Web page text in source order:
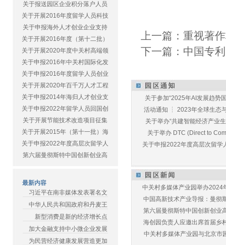
关于报送园区企业积分落户人员
关于开展2016年度留学人员科技
关于申报海外人才创业企业支持
关于开展2016年度（第十二批）
关于开展2020年度中关村高端领
关于申报2016年中关村国际化发
关于申报2016年度留学人员创业
关于开展2020年百千万人才工程
关于申报2014年海归人才创业支
关于申报2022年留学人员回国创
关于开展节能技术改造项目征集
关于开展2015年（第十一批）海
关于申报2022年度高层次留学人
第六届曼彻斯特中国创新创业高
最新内容
习近平在南非媒体发表署名文
中华人民共和国政府和丹麦王
新型消费是新的经济增长点
加大金融支持中小微企业发展
为民营经济健康发展营造更加
上一篇：重视著
下一篇： 中国专
关于参加“2025年AI发展趋势
活动通知 ┆ 2023年全球生态
关于举办“共建智能经济产业
关于举办 DTC (Direct to
关于申报2022年度高层次留学
中关村多媒体产业园举办2024
中国高新技术产业导报：曼彻
第六届曼彻斯特中国创新创业
海创园负责人应邀出席首届乡
中关村多媒体产业园与北京市